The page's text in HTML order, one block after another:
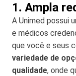
1. Ampla
A Unimed possui
e médicos
que você e seus
variedade de
qualidade, onde